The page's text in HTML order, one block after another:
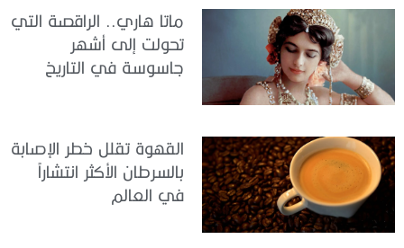
ماتا هاري.. الراقصة التي
تحولت إلى أشهر
جاسوسة في التاريخ
القهوة تقلل خطر الإصابة
بالسرطان الأكثر انتشاراً
في العالم